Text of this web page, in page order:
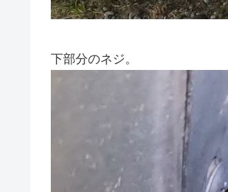
下部分のネジ。